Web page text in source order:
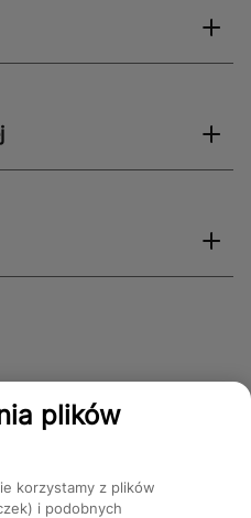
plików
korzystamy z plików
i podobnych